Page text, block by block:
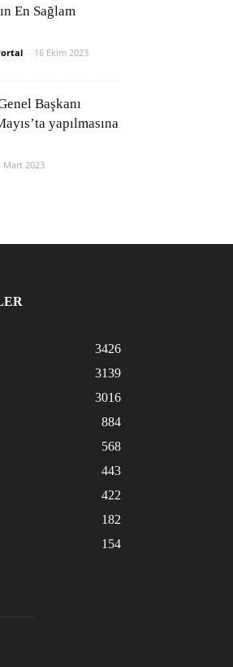
En Sağlam
- 16 Ekim 2023
Başkanı
yapılmasına
Mart 2023
3426
3139
3016
884
568
443
422
182
154